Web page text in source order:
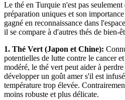
Le thé en Turquie n'est pas
préparation uniques et son
gagné en reconnaissance dans
il se compare à d'autres thés de bien-
1. Thé Vert (Japon et Chine):
potentielles de lutte contre le cancer
modéré, le thé vert peut aider à
développer un goût amer s'il est
température trop élevée.
moins robuste et plus délicate.